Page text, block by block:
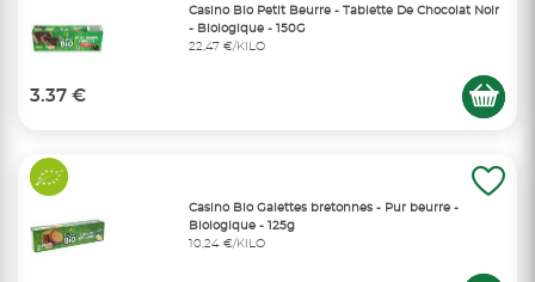
Casino Bio Petit Beurre - Tablette De Chocolat Noir
- Biologique - 150G
22,47 €/KILO
3.37 €
Casino Bio Galettes bretonnes - Pur beurre -
Biologique - 125g
10,24 €/KILO